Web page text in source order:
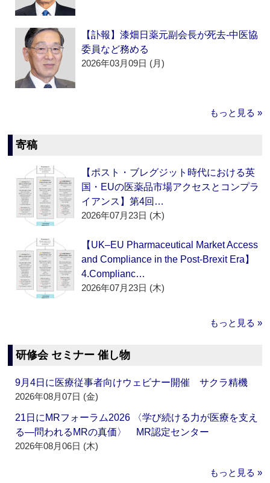
【訃報】漆畑日薬元副会長が死去‐中医協
委員など務める
2026年03月09日 (月)
もっと見る »
寄稿
【ポスト・ブレグジット時代における英
国・EUの医薬品市場アクセスとコンプラ
イアンス】第4回…
2026年07月23日 (木)
【UK–EU Pharmaceutical Market Access
and Compliance in the Post-Brexit Era】
4.Complianc…
2026年07月23日 (木)
もっと見る »
研修会 セミナー 催し物
9月4日に医療従事者向けウェビナー開催 サクラ精機
2026年08月07日 (金)
21日にMRフォーラム2026 〈学び続ける力が医療を支え
る―問われるMRの真価〉 MR認定センター
2026年08月06日 (木)
もっと見る »